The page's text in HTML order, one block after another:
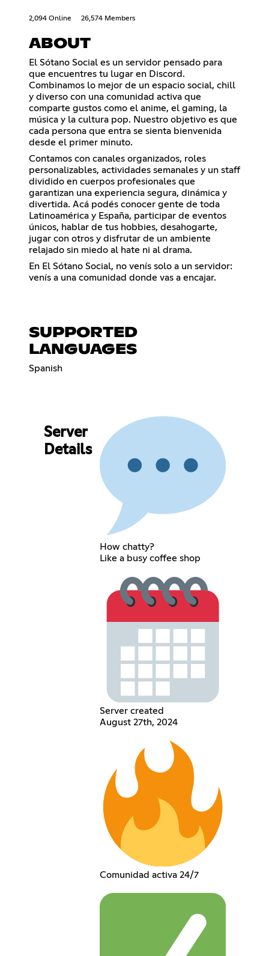
2,094 Online 26,574 Members
ABOUT
El Sótano Social es un servidor pensado para
que encuentres tu lugar en Discord.
Combinamos lo mejor de un espacio social, chill
y diverso con una comunidad activa que
comparte gustos como el anime, el gaming, la
música y la cultura pop. Nuestro objetivo es que
cada persona que entra se sienta bienvenida
desde el primer minuto.
Contamos con canales organizados, roles
personalizables, actividades semanales y un staff
dividido en cuerpos profesionales que
garantizan una experiencia segura, dinámica y
divertida. Acá podés conocer gente de toda
Latinoamérica y España, participar de eventos
únicos, hablar de tus hobbies, desahogarte,
jugar con otros y disfrutar de un ambiente
relajado sin miedo al hate ni al drama.
En El Sótano Social, no venís solo a un servidor:
venís a una comunidad donde vas a encajar.
SUPPORTED
LANGUAGES
Spanish
Server
Details
How chatty?
Like a busy coffee shop
Server created
August 27th, 2024
Comunidad activa 24/7